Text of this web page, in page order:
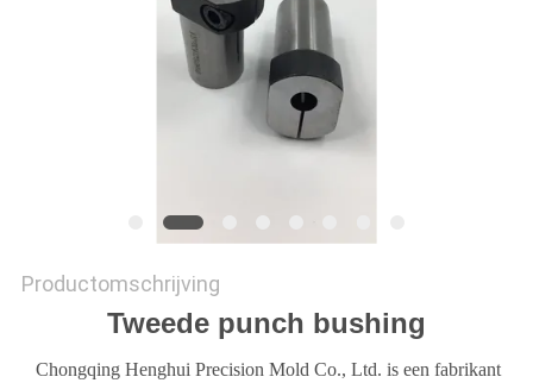
PRIVACYBELEID
Productomschrijving
Tweede punch bushing
Chongqing Henghui Precision Mold Co., Ltd. is een fabrikant